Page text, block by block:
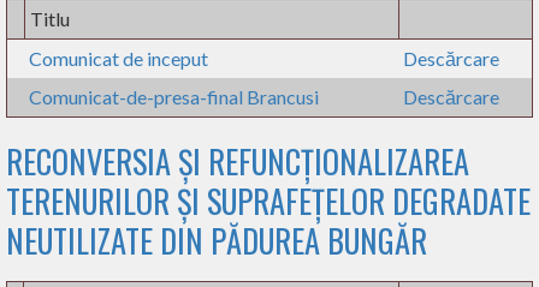
Titlu
Comunicat de inceput
Descărcare
Comunicat-de-presa-final Brancusi
Descărcare
RECONVERSIA ȘI REFUNCȚIONALIZAREA
TERENURILOR ȘI SUPRAFEȚELOR DEGRADATE
NEUTILIZATE DIN PĂDUREA BUNGĂR